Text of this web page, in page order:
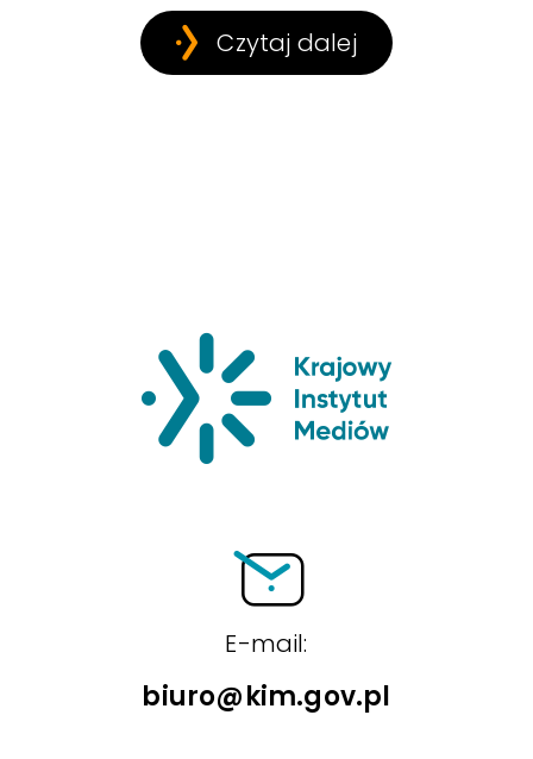
Czytaj dalej
E-mail:
biuro@kim.gov.pl